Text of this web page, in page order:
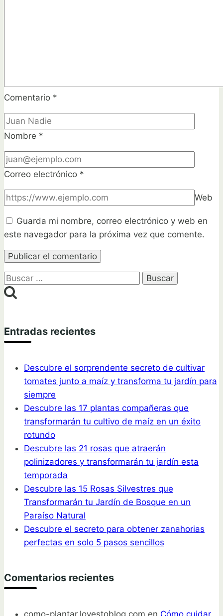
Comentario *
Nombre *
Correo electrónico *
Web
Guarda mi nombre, correo electrónico y web en
este navegador para la próxima vez que comente.
Buscar:
Entradas recientes
Descubre el sorprendente secreto de cultivar
tomates junto a maíz y transforma tu jardín para
siempre
Descubre las 17 plantas compañeras que
transformarán tu cultivo de maíz en un éxito
rotundo
Descubre las 21 rosas que atraerán
polinizadores y transformarán tu jardín esta
temporada
Descubre las 15 Rosas Silvestres que
Transformarán tu Jardín de Bosque en un
Paraíso Natural
Descubre el secreto para obtener zanahorias
perfectas en solo 5 pasos sencillos
Comentarios recientes